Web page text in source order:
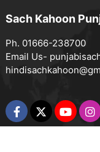
Sach Kahoon
Ph. 01666-238700
Email Us-